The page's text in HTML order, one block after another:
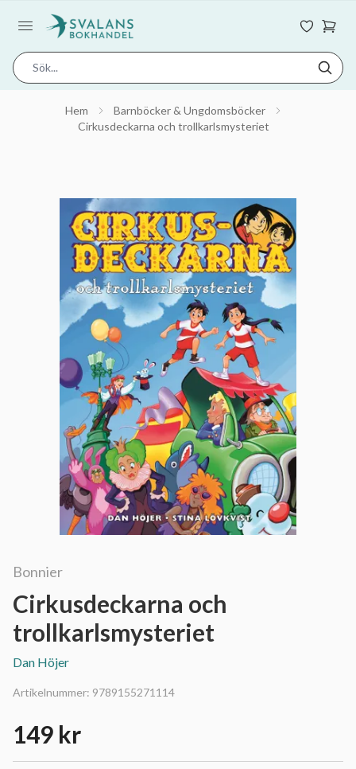
Hem
Barnböcker & Ungdomsböcker
Cirkusdeckarna och trollkarlsmysteriet
Bonnier
Cirkusdeckarna och
trollkarlsmysteriet
Dan Höjer
Artikelnummer: 9789155271114
149 kr